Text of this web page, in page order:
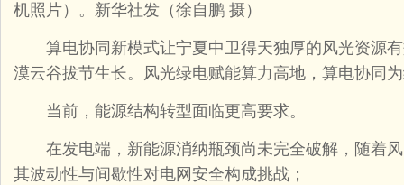
机照片）。新华社发（徐自鹏 摄）
算电协同新模式让宁夏中卫得天独厚的风光资源有
漠云谷拔节生长。风光绿电赋能算力高地，算电协同
当前，能源结构转型面临更高要求。
在发电端，新能源消纳瓶颈尚未完全破解，随着风
其波动性与间歇性对电网安全构成挑战；